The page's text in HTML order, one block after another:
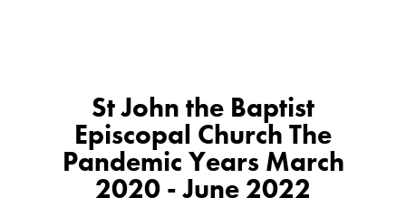
St John the Baptist
Episcopal Church The
Pandemic Years March
2020 - June 2022